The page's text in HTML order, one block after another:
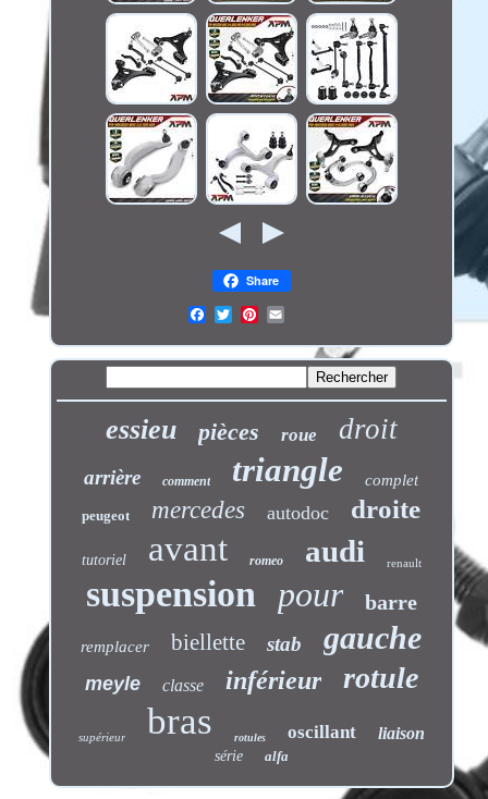
Share
essieu pièces roue droit
arrière comment triangle complet
peugeot mercedes autodoc droite
tutoriel avant romeo audi renault
suspension pour barre
remplacer biellette stab gauche
meyle classe inférieur rotule
supérieur bras rotules oscillant liaison
série alfa